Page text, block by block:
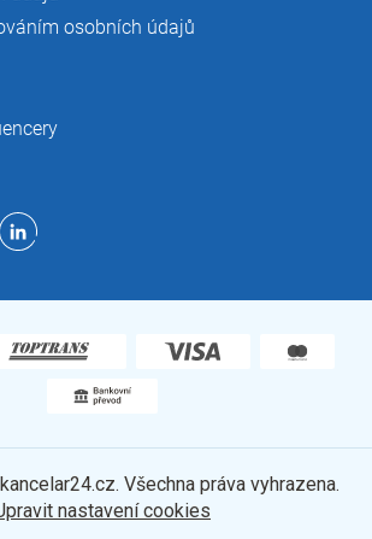
osobních údajů
kancelar24.cz. Všechna práva vyhrazena.
nastavení cookies